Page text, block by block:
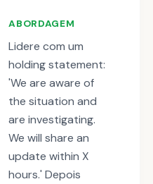
ABORDAGEM
Lidere com um
holding statement:
'We are aware of
the situation and
are investigating.
We will share an
update within X
hours.' Depois